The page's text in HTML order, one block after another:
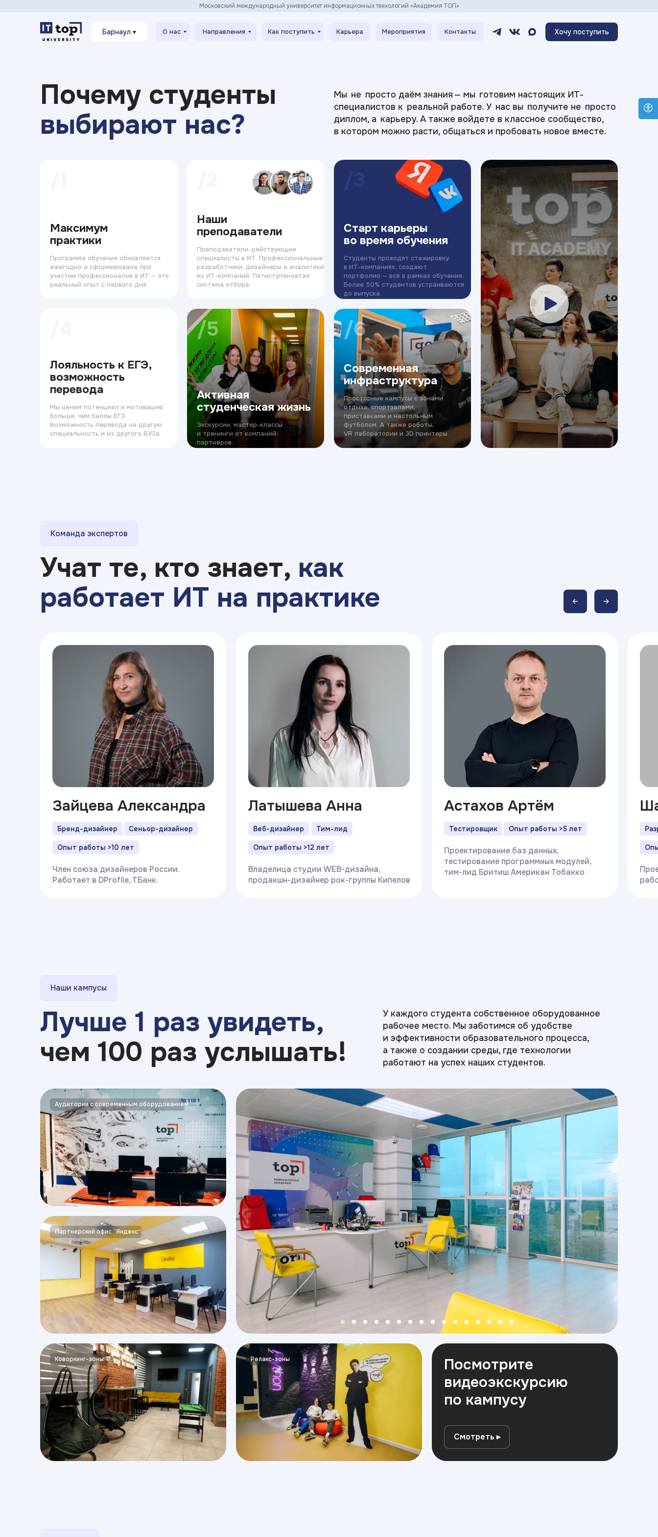
Барнаул ▾ Карьера Мероприятия
О нас Направления Как поступить Контакты Хочу поступить
Московский международный университет информационных технологий «Академия ТОП»
Почему студенты
выбирают нас?
Мы не просто даём знания — мы готовим настоящих ИТ-
специалистов к реальной работе. У нас вы получите не просто
диплом, а карьеру. А также войдете в классное сообщество,
в котором можно расти, общаться и пробовать новое вместе.
Максимум
практики
Программа обучения обновляется
ежегодно и сформирована при
участии профессионалов в ИТ — это
реальный опыт с первого дня.
/6
Современная
инфраструктура
Просторные кампусы с зонами
отдыха, спортзалами,
приставками и настольным
футболом. А также роботы,
VR лаборатории и 3D принтеры.
/3
Старт карьеры
во время обучения
Студенты проходят стажировку
в ИТ-компаниях, создают
портфолио — всё в рамках обучения.
Более 50% студентов устраиваются
до выпуска.
Лояльность к ЕГЭ,
возможность
перевода
Мы ценим потенциал и мотивацию
больше, чем баллы ЕГЭ.
Возможность перевода на другую
специальность и из другого ВУЗа
/5
Активная
студенческая жизнь
Экскурсии, мастер-классы
и тренинги от компаний-
партнёров.
Наши
преподаватели
Преподаватели-действующие
специалисты в ИТ. Профессиональные
разработчики, дизайнеры и аналитики
из ИТ-компаний. Пятиступенчатая
система отбора.
Учат те, кто знает, как
работает ИТ на практике
Команда экспертов
Бренд-дизайнер Сеньор-дизайнер
Опыт работы >10 лет
Член союза дизайнеров России.
Работает в DProfile, ТБанк.
Зайцева Александра
Веб-дизайнер Тим-лид
Опыт работы >12 лет
Владелица студии WEB-дизайна,
продакшн-дизайнер рок-группы Кипелов
Латышева Анна
Тестировщик Опыт работы >5 лет
Проектирование баз данных,
тестирование программных модулей,
тим-лид Бритиш Американ Тобакко
Астахов Артём
Наши кампусы
У каждого студента собственное оборудованное
рабочее место. Мы заботимся об удобстве
и эффективности образовательного процесса,
а также о создании среды, где технологии
работают на успех наших студентов.
Лучше 1 раз увидеть,
чем 100 раз услышать!
Аудитории с современным оборудованием
Партнерский офис “Яндекс”
Коворкинг-зоны Релакс-зоны
Смотреть ▸
Посмотрите
видеоэкскурсию
по кампусу